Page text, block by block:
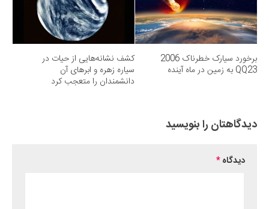
برخورد سیارک خطرناک 2006
QQ23 به زمین در ماه آینده
کشف نشانه‌هایی از حیات در
سیاره زهره و ابرهای آن
دانشمندان را متعجب کرد
دیدگاهتان را بنویسید
دیدگاه*